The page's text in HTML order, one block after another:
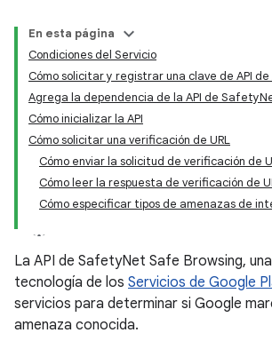
En esta página
Condiciones del Servicio
Cómo solicitar y registrar una clave de API de
Agrega la dependencia de la API de
Cómo inicializar la API
Cómo solicitar una verificación de URL
Cómo enviar la solicitud de verificación de
Cómo leer la respuesta de verificación de
Cómo especificar tipos de amenazas de
La API de SafetyNet Safe Browsing,
tecnología de los Servicios de Google
servicios para determinar si Google
amenaza conocida.